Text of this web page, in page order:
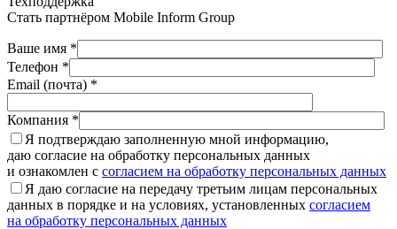
Стать партнёром Mobile Inform Group
Ваше имя *
Телефон *
Email (почта) *
Компания *
Я подтверждаю заполненную мной информацию,
даю согласие на обработку персональных данных
и ознакомлен с согласием на обработку персональных данных
Я даю согласие на передачу третьим лицам персональных
данных в порядке и на условиях, установленных согласием
на обработку персональных данных